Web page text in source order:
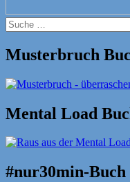
Suche
nach:
Musterbruch
Mental Load
#nur30min-Buch